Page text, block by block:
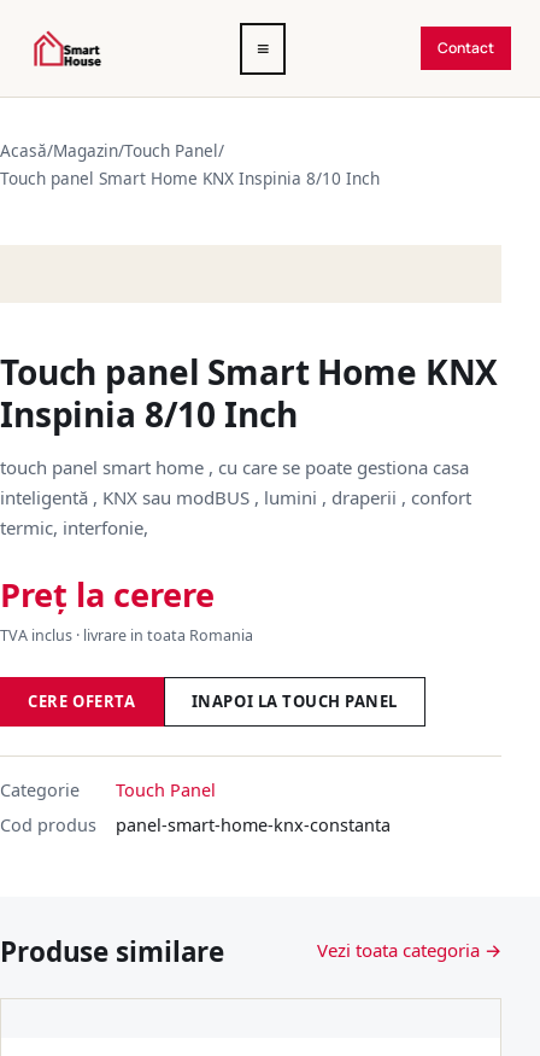
Deschide
meniul
≡ Contact
Acasă/Magazin/Touch Panel/
Touch panel Smart Home KNX Inspinia 8/10 Inch
Touch panel Smart Home KNX
Inspinia 8/10 Inch
touch panel smart home , cu care se poate gestiona casa
inteligentă , KNX sau modBUS , lumini , draperii , confort
termic, interfonie,
Preț la cerere
TVA inclus · livrare in toata Romania
CERE OFERTA INAPOI LA TOUCH PANEL
Categorie
Touch Panel
Cod produs
panel-smart-home-knx-constanta
Produse similare Vezi toata categoria →